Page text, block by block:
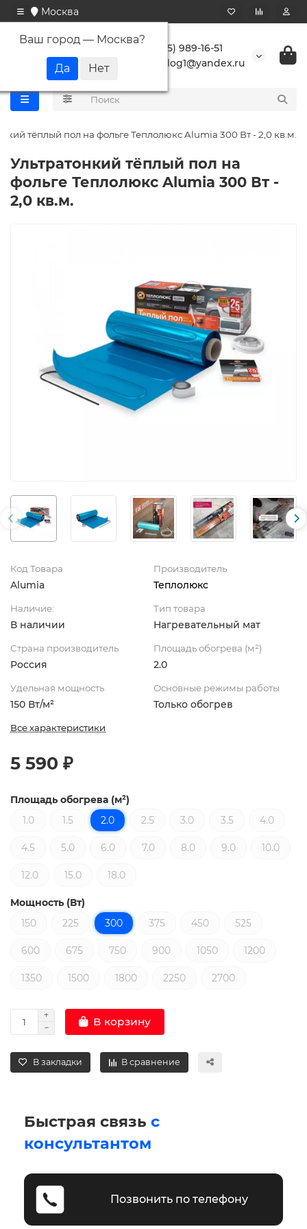
Москва
Ваш город — Москва?
+7 (495) 989-16-51
buranlog1@yandex.ru
тёплый пол на фольге Теплолюкс Alumia 300 Вт - 2,0 кв.м.
Ультратонкий тёплый пол на
фольге Теплолюкс Alumia 300 Вт -
2,0 кв.м.
Код Товара
Alumia
Производитель
Теплолюкс
Наличие:
В наличии
Тип товара
Нагревательный мат
Страна производитель
Россия
Площадь обогрева (м²)
2.0
Удельная мощность
150 Вт/м²
Основные режимы работы
Только обогрев
Все характеристики
5 590 ₽
Площадь обогрева (м²)
1.0
1.5 2.0 2.5 3.0 3.5 4.0
4.5 5.0 6.0 7.0 8.0 9.0 10.0
12.0 15.0 18.0
Мощность (Вт)
150
225 300 375 450 525
600 675 750 900 1050 1200
1350 1500 1800 2250 2700
В корзину
В закладки В сравнение
Быстрая связь с
консультантом
Позвонить по телефону